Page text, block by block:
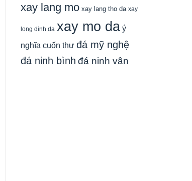
xay lang mo xay lang tho da xay
long dinh da xay mo da ý
nghĩa cuốn thư đá mỹ nghệ
đá ninh bình đá ninh vân